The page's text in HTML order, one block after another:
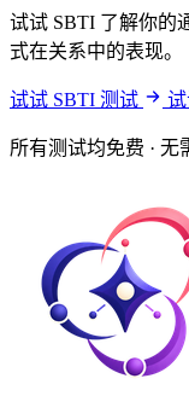
试试 SBTI 了解你的
式在关系中的表现。
试试 SBTI 测试
所有测试均免费 · 无